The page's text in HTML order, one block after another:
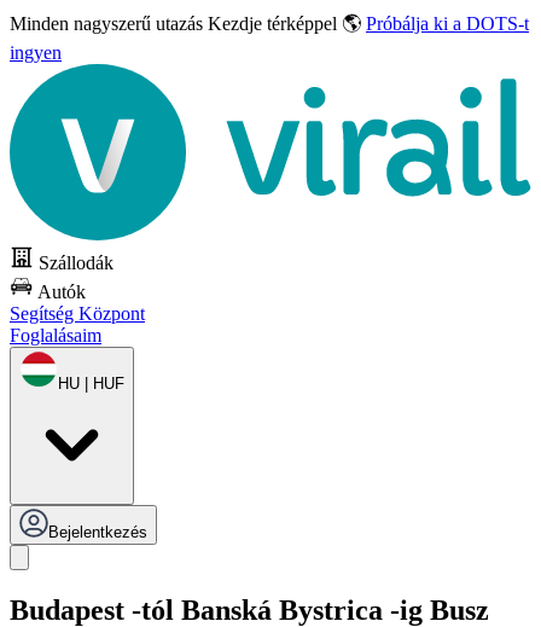
Minden nagyszerű utazás Kezdje térképpel 🌎 Próbálja ki a DOTS-t
ingyen
Szállodák
Autók
Segítség Központ
Foglalásaim
HU | HUF
Bejelentkezés
Budapest -tól Banská Bystrica -ig Busz